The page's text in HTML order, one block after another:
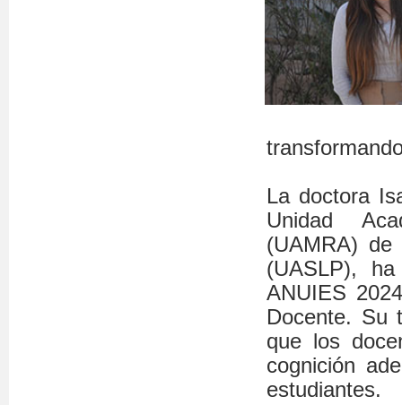
La doctora
Unidad
(UAMRA)
(UASLP),
ANUIES
Docente. Su
que los
cognición
estudiantes.